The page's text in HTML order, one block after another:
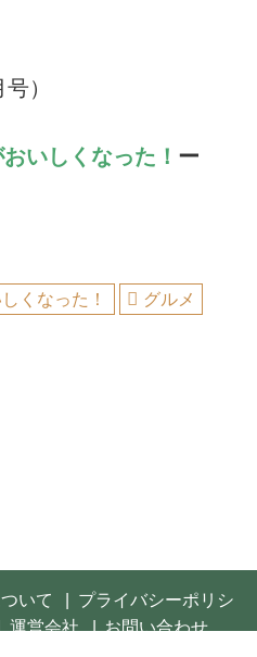
）
いしくなった！ ー
くなった！ グルメ
いて
プライバシーポリシ
運営会社
お問い合わせ